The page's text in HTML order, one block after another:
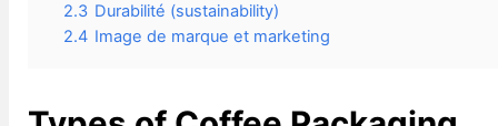
2.3 Durabilité (sustainability)
2.4 Image de marque et marketing